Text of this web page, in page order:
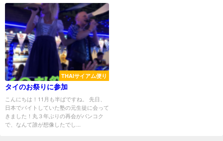
THAIサイアム便り
タイのお祭りに参加
こんにちは！11月も半ばですね。 先日、
日本でバイトしていた塾の元生徒に会って
きました！丸３年ぶりの再会がバンコク
で、なんて誰が想像したでし...